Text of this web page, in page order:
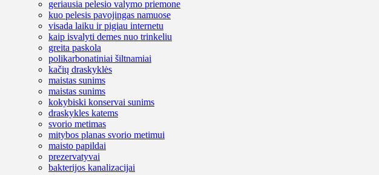
geriausia pelesio valymo priemone
kuo pelesis pavojingas namuose
visada laiku ir pigiau internetu
kaip isvalyti demes nuo trinkeliu
greita paskola
polikarbonatiniai šiltnamiai
kačių draskyklės
maistas sunims
maistas sunims
kokybiski konservai sunims
draskykles katems
svorio metimas
mitybos planas svorio metimui
maisto papildai
prezervatyvai
bakterijos kanalizacijai